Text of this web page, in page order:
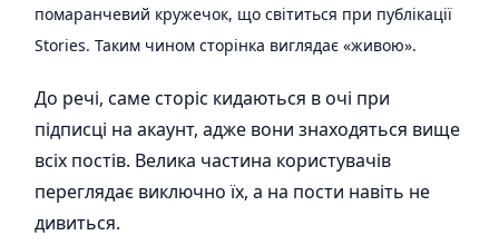
помаранчевий кружечок, що світиться при публікації
Stories. Таким чином сторінка виглядає «живою».
До речі, саме сторіс кидаються в очі при
підписці на акаунт, адже вони знаходяться вище
всіх постів. Велика частина користувачів
переглядає виключно їх, а на пости навіть не
дивиться.